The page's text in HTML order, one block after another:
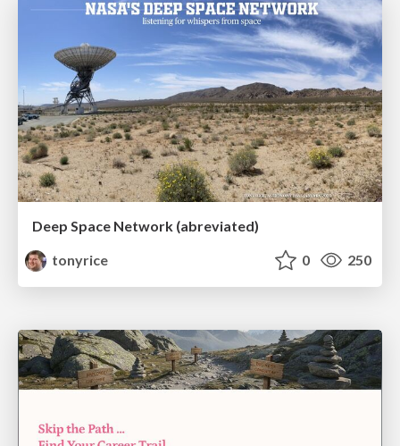
Deep Space Network (abreviated)
tonyrice
0 250